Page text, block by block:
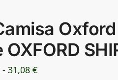
Oxford
- 31,08 €